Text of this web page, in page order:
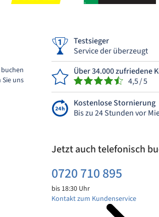
uns
Testsieger
Service der überzeugt
Über 34.000 zufriedene
4,5 / 5
Kostenlose Stornierung
Bis zu 24 Stunden vor
Jetzt auch telefonisch
0720 710 895
bis 18:30 Uhr
Kontakt zum Kundenservice